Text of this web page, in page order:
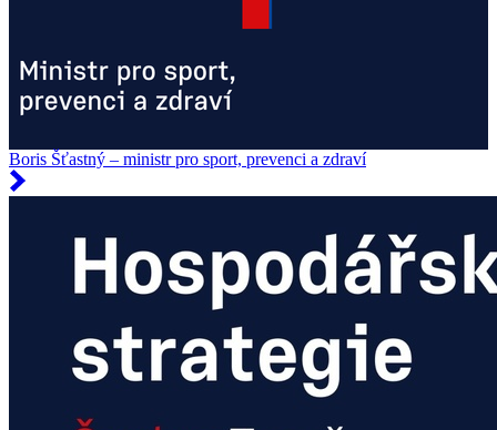
Boris Šťastný – ministr pro sport, prevenci a zdraví